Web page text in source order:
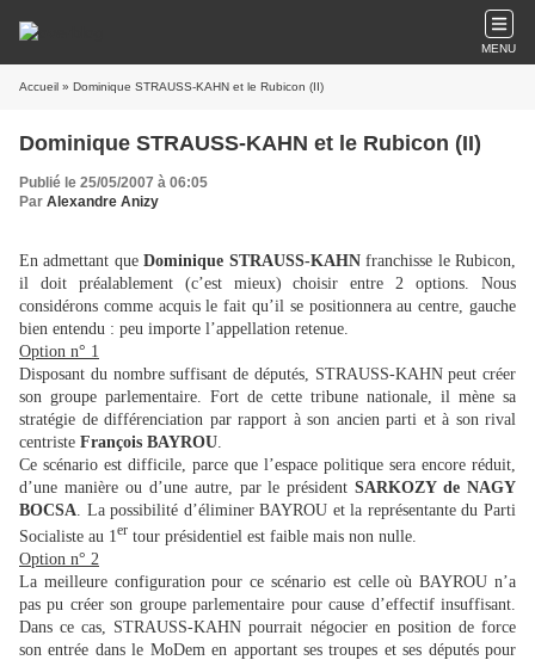
MENU
Accueil » Dominique STRAUSS-KAHN et le Rubicon (II)
Dominique STRAUSS-KAHN et le Rubicon (II)
Publié le 25/05/2007 à 06:05
Par Alexandre Anizy
En admettant queDominique STRAUSS-KAHNfranchisse le Rubicon,
il doit préalablement (c’est mieux) choisir entre 2 options. Nous
considérons comme acquis le fait qu’il se positionnera au centre, gauche
bien entendu : peu importe l’appellation retenue.
Option n° 1
Disposant du nombre suffisant de députés, STRAUSS-KAHN peut créer
son groupe parlementaire. Fort de cette tribune nationale, il mène sa
stratégie de différenciation par rapport à son ancien parti et à son rival
centriste François BAYROU.
Ce scénario est difficile, parce que l’espace politique sera encore réduit,
d’une manière ou d’une autre, par le présidentSARKOZY de NAGY
BOCSA. La possibilité d’éliminer BAYROU et la représentante du Parti
Socialiste au 1er tour présidentiel est faible mais non nulle.
Option n° 2
La meilleure configuration pour ce scénario est celle où BAYROU n’a
pas pu créer son groupe parlementaire pour cause d’effectif insuffisant.
Dans ce cas, STRAUSS-KAHN pourrait négocier en position de force
son entrée dans le MoDem en apportant ses troupes et ses députés pour